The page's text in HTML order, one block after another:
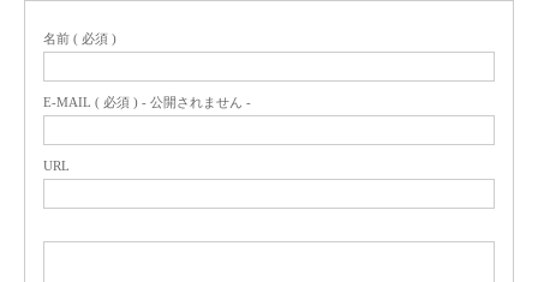
名前 ( 必須 )
E-MAIL ( 必須 ) - 公開されません -
URL